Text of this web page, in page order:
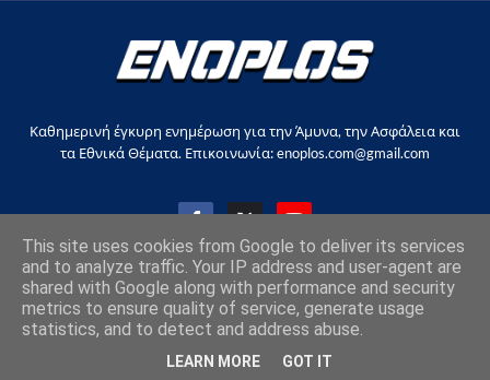
Καθημερινή έγκυρη ενημέρωση για την Άμυνα, την Ασφάλεια και
τα Εθνικά Θέματα. Επικοινωνία: enoplos.com@gmail.com
Copyright © 2017-2026, all rights reserved |enoplos.gr
This site uses cookies from Google to deliver its services
and to analyze traffic. Your IP address and user-agent are
shared with Google along with performance and security
metrics to ensure quality of service, generate usage
statistics, and to detect and address abuse.
LEARN MORE GOT IT